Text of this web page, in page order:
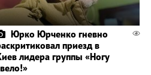
Юрко Юрченко гневно
приезд в
лидера группы «Ногу